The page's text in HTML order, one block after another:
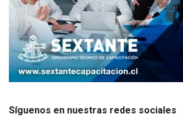
Síguenos en nuestras redes sociales